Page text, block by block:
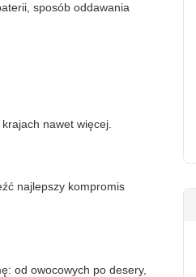
sposób oddawania
nawet więcej.
najlepszy kompromis
od owocowych po desery,